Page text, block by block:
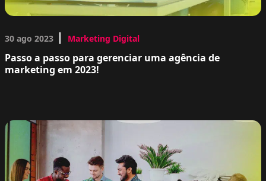
30 ago 2023 Marketing Digital
Passo a passo para gerenciar uma agência de
marketing em 2023!